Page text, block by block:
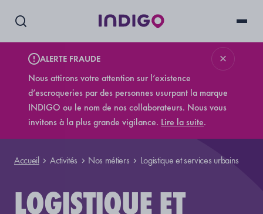
ALERTE FRAUDE
Nous attirons votre attention sur l’existence
d’escroqueries par des personnes usurpant la marque
INDIGO ou le nom de nos collaborateurs. Nous vous
invitons à la plus grande vigilance. Lire la suite.
Accueil Activités Nos métiers Logistique et services urbains
LOGISTIQUE ET